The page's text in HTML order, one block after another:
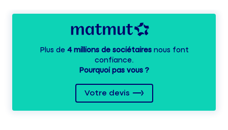
Plus de 4 millions de sociétairesnous font
confiance.
Pourquoi pas vous ?
Votre devis